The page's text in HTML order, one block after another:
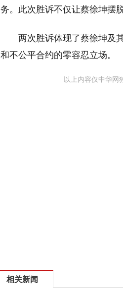
务。此次胜诉不仅让蔡徐坤摆
两次胜诉体现了蔡徐坤及
和不公平合约的零容忍立场。
以上内容仅中华网
相关新闻